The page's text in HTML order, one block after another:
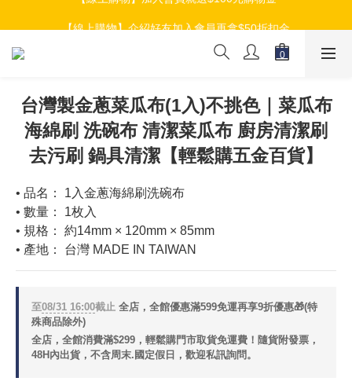
【線上購物】介紹好友加入會員再拿$50折扣金
【線上購物】加入會員就送$100元購物金
台灣製金蔥菜瓜布(1入)不挑色｜菜瓜布
海綿刷 洗碗布 清潔菜瓜布 廚房清潔刷
去污刷 鍋具清潔【輕鬆購五金百貨】
• 品名： 1入金蔥海綿刷洗碗布
• 數量： 1枚入
• 規格： 約14mm × 120mm × 85mm
• 產地： 台灣 MADE IN TAIWAN
至08/31 16:00截止 全店，全館優惠滿599免運再享9折優惠🎁(特
殊商品除外)
全店，全館消費滿$299，輕鬆購門市取貨免運費！隨貨附發票，
48H內出貨，不含周末.國定假日，歡迎私訊詢問。